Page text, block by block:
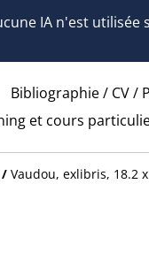
IA n'est utilisée
Bibliographie / CV /
et cours
/ Vaudou, exlibris, 18.2